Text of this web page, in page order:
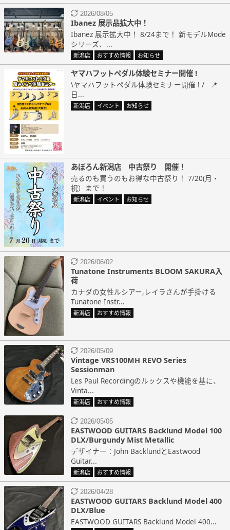
2026/08/05
Ibanez 展示品拡大中！
Ibanez 展示拡大中！ 8/24まで！ 新モデルMode
シリーズ、...
新潟店 おすすめ情報 お知らせ
ヤマハフットペダル体験セミナー開催 !
\ヤマハフットペダル体験セミナー開催 ! / 📍
日...
新潟店 イベント お知らせ
あぽろん新潟店 中古祭り 開催！
売るのも買うのもお得な中古祭り！ 7/20(月・
祝）まで！
新潟店 イベント お知らせ
2026/06/02
Tunatone Instruments BLOOM SAKURA入
荷
カナダの女性ルシアー,レイラさんが手掛ける
Tunatone Instr...
新潟店 おすすめ情報
2026/05/09
Vintage VRS100MH REVO Series
Sessionman
Les Paul Recordingのルックスや機能を基に、
Vinta...
新潟店 おすすめ情報
2026/05/05
EASTWOOD GUITARS Backlund Model 100
DLX/Burgundy Mist Metallic
デザイナー：John BacklundとEastwood
Guitar...
新潟店 おすすめ情報
2026/04/28
EASTWOOD GUITARS Backlund Model 400
DLX/Blue
EASTWOOD GUITARS Backlund Model 400...